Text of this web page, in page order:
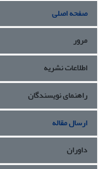
صفحه اصلی
مرور
اطلاعات نشریه
راهنمای نویسندگان
ارسال مقاله
داوران